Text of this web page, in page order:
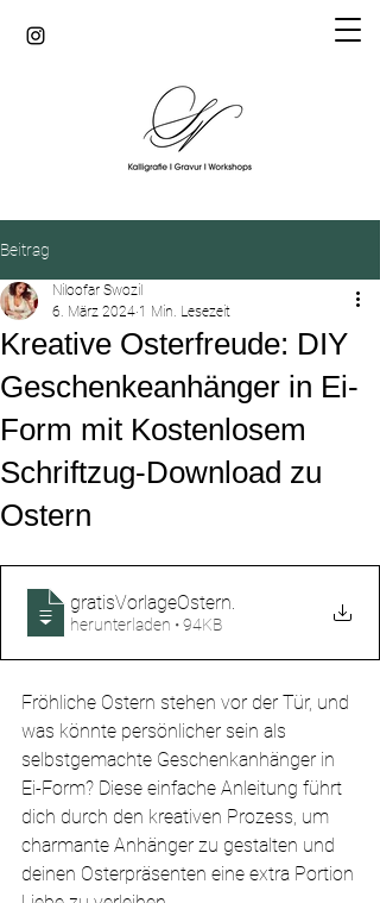
Beitrag
Kreative Osterfreude: DIY
Geschenkeanhänger in Ei-
Form mit Kostenlosem
Schriftzug-Download zu
Ostern
Niloofar Swozil
6. März 2024 1 Min. Lesezeit
gratisVorlageOstern
herunterladen • 94KB
Fröhliche Ostern stehen vor der Tür, und
was könnte persönlicher sein als
selbstgemachte Geschenkanhänger in
Ei-Form? Diese einfache Anleitung führt
dich durch den kreativen Prozess, um
charmante Anhänger zu gestalten und
deinen Osterpräsenten eine extra Portion